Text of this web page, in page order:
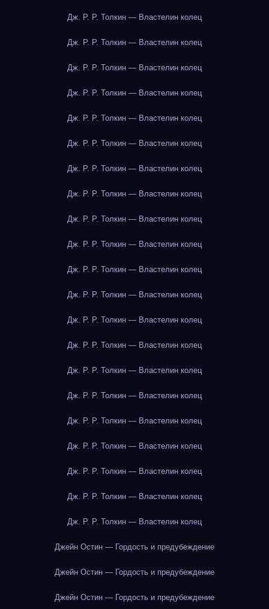
Дж. Р. Р. Толкин — Властелин колец
Дж. Р. Р. Толкин — Властелин колец
Дж. Р. Р. Толкин — Властелин колец
Дж. Р. Р. Толкин — Властелин колец
Дж. Р. Р. Толкин — Властелин колец
Дж. Р. Р. Толкин — Властелин колец
Дж. Р. Р. Толкин — Властелин колец
Дж. Р. Р. Толкин — Властелин колец
Дж. Р. Р. Толкин — Властелин колец
Дж. Р. Р. Толкин — Властелин колец
Дж. Р. Р. Толкин — Властелин колец
Дж. Р. Р. Толкин — Властелин колец
Дж. Р. Р. Толкин — Властелин колец
Дж. Р. Р. Толкин — Властелин колец
Дж. Р. Р. Толкин — Властелин колец
Дж. Р. Р. Толкин — Властелин колец
Дж. Р. Р. Толкин — Властелин колец
Дж. Р. Р. Толкин — Властелин колец
Дж. Р. Р. Толкин — Властелин колец
Дж. Р. Р. Толкин — Властелин колец
Дж. Р. Р. Толкин — Властелин колец
Джейн Остин — Гордость и предубеждение
Джейн Остин — Гордость и предубеждение
Джейн Остин — Гордость и предубеждение